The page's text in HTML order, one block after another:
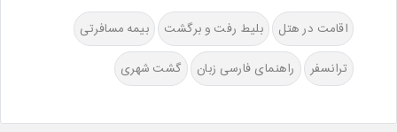
اقامت در هتل بلیط رفت و برگشت بیمه مسافرتی
ترانسفر راهنمای فارسی زبان گشت شهری